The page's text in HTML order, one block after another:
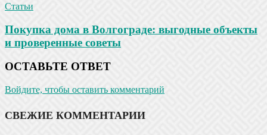
Статьи
Покупка дома в Волгограде: выгодные объекты
и проверенные советы
ОСТАВЬТЕ ОТВЕТ
Войдите, чтобы оставить комментарий
СВЕЖИЕ КОММЕНТАРИИ